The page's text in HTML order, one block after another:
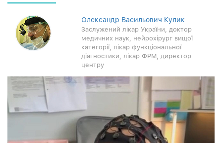
Олександр Васильович Кулик
Заслужений лікар України, доктор
медичних наук, нейрохірург вищої
категорії, лікар функціональної
діагностики, лікар ФРМ, директор
центру